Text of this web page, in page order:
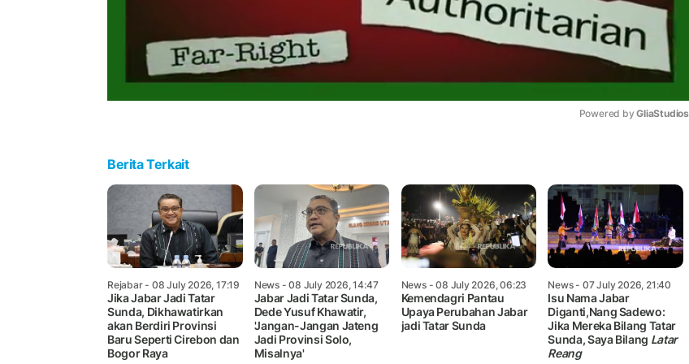
Powered by GliaStudios
Berita Terkait
Rejabar- 08 July 2026, 17:19
Jika Jabar Jadi Tatar
Sunda, Dikhawatirkan
akan Berdiri Provinsi
Baru Seperti Cirebon dan
Bogor Raya
News- 08 July 2026, 14:47
Jabar Jadi Tatar Sunda,
Dede Yusuf Khawatir,
'Jangan-Jangan Jateng
Jadi Provinsi Solo,
Misalnya'
News- 08 July 2026, 06:23
Kemendagri Pantau
Upaya Perubahan Jabar
jadi Tatar Sunda
News- 07 July 2026, 21:40
Isu Nama Jabar
Diganti,Nang Sadewo:
Jika Mereka Bilang Tatar
Sunda, Saya Bilang Latar
Reang